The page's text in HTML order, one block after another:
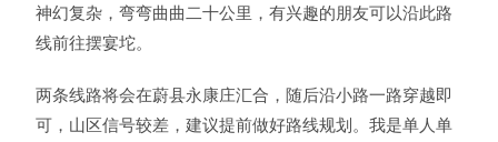
神幻复杂，弯弯曲曲二十公里，有兴趣的朋友可以沿此路
线前往摆宴坨。
两条线路将会在蔚县永康庄汇合，随后沿小路一路穿越即
可，山区信号较差，建议提前做好路线规划。我是单人单